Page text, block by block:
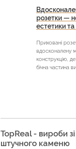
розетки —
естетики та
Приховані
вдосконалену
конструкцію,
бічна частина
TopReal - вироби зі
штучного каменю